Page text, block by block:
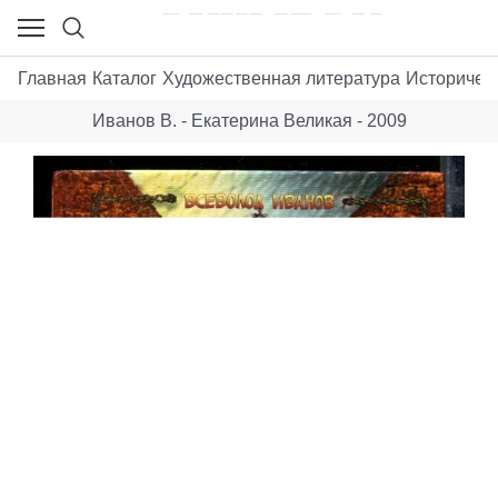
Главная Каталог Художественная литература
Иванов В. - Екатерина Великая - 2009